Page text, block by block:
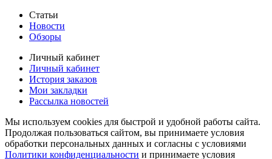
Статьи
Новости
Обзоры
Личный кабинет
Личный кабинет
История заказов
Мои закладки
Рассылка новостей
Мы используем cookies для быстрой и удобной работы сайта.
Продолжая пользоваться сайтом, вы принимаете условия
обработки персональных данных и согласны с условиями
Политики конфиденциальности и принимаете условия